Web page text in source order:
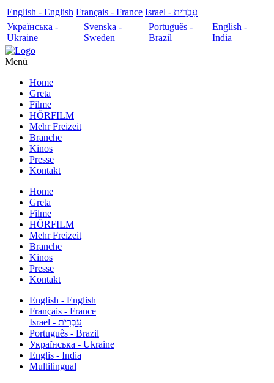
English - English Français - France
עִבְרִית - Israel
Українська -
Ukraine
Svenska -
Sweden
Português -
Brazil
English -
India
Menü
Home
Greta
Filme
HÖRFILM
Mehr Freizeit
Branche
Kinos
Presse
Kontakt
Home
Greta
Filme
HÖRFILM
Mehr Freizeit
Branche
Kinos
Presse
Kontakt
English - English
Français - France
עִבְרִית - Israel
Português - Brazil
Українська - Ukraine
Englis - India
Multilingual